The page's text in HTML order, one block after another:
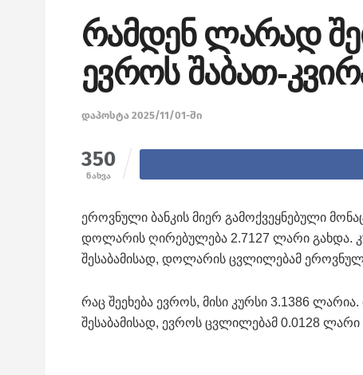
რამდენ ლარად
ევროს შაბათ-
დაპოსტა 2025/11/01-ში
350
ნახვა
ეროვნული ბანკის მიერ გამოქვეყნებული
დოლარის ღირებულება 2.7127 ლარი გახდა.
შესაბამისად, დოლარის ცვლილებამ
რაც შეეხება ევროს, მისი კურსი 3.1386
შესაბამისად, ევროს ცვლილებამ 0.0128 ლარი